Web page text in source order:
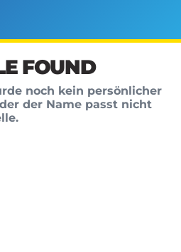
FOUND
noch kein persönlicher
der Name passt nicht